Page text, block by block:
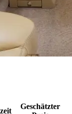
Geschätzter